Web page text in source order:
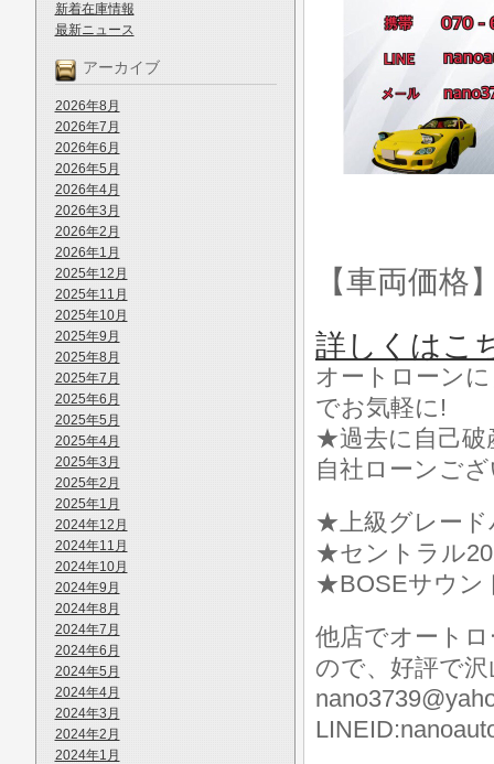
新着在庫情報
最新ニュース
アーカイブ
2026年8月
2026年7月
2026年6月
2026年5月
2026年4月
2026年3月
2026年2月
2026年1月
2025年12月
2025年11月
2025年10月
2025年9月
2025年8月
2025年7月
2025年6月
2025年5月
2025年4月
2025年3月
2025年2月
2025年1月
2024年12月
2024年11月
2024年10月
2024年9月
2024年8月
2024年7月
2024年6月
2024年5月
2024年4月
2024年3月
2024年2月
2024年1月
【車両価格
詳しくはこ
オートローン
でお気軽に!
★過去に自己破
自社ローンご
★上級グレー
★セントラル
★BOSEサウ
他店でオート
ので、好評で